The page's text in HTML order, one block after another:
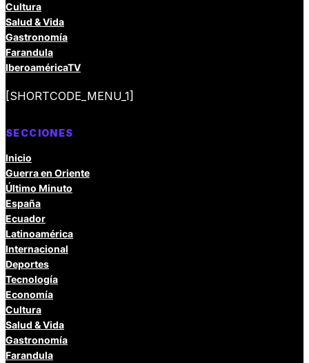
Cultura
Salud & Vida
Gastronomía
Farandula
IberoaméricaTV
[SHORTCODE_MENU_1]
SECCIONES
Inicio
Guerra en Oriente
Último Minuto
España
Ecuador
Latinoamérica
Internacional
Deportes
Tecnología
Economía
Cultura
Salud & Vida
Gastronomía
Farandula